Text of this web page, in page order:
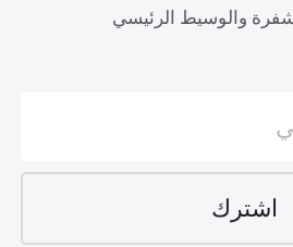
والوسيط الرئيسي